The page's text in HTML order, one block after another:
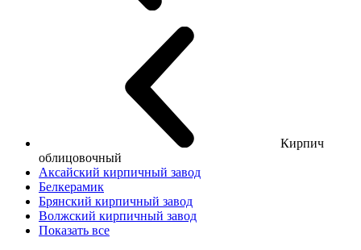
Кирпич
облицовочный
Аксайский кирпичный завод
Белкерамик
Брянский кирпичный завод
Волжский кирпичный завод
Показать все